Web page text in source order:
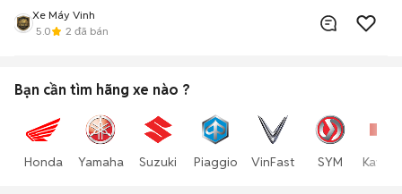
Xe Máy Vinh
5.0
2 đã bán
Bạn cần tìm hãng xe nào ?
Honda Yamaha Suzuki Piaggio VinFast SYM